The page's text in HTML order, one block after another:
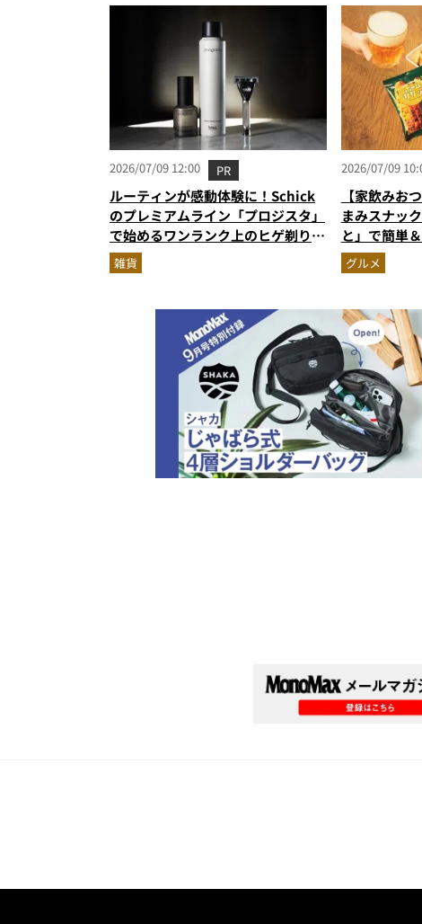
2026/07/09 12:00 PR
ルーティンが感動体験に！Schick
のプレミアムライン「プロジスタ」
で始めるワンランク上のヒゲ剃り習
慣
雑貨
2026/07/09
【家飲みお
まみスナッ
と」で簡単
グルメ